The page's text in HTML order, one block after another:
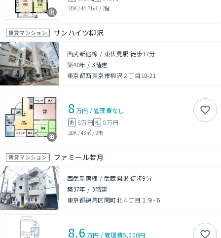
2DK /44.71㎡ / 2階
賃貸マンション サンハイツ柳沢
西武新宿線 / 東伏見駅 徒歩17分
築40年 / 3階建
東京都西東京市柳沢２丁目10-21
8万円 /管理費なし
敷 8万円礼 8万円
2DK /43㎡/ 2階
賃貸マンション ファミール若月
西武新宿線 / 武蔵関駅 徒歩9分
築37年 / 3階建
東京都練馬区関町北４丁目１９-６
8.6 万円 /管理費5,000円